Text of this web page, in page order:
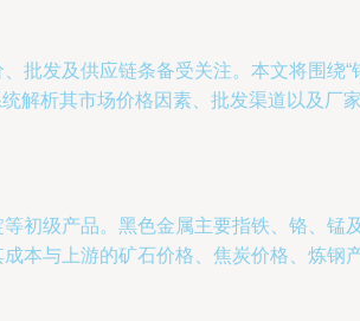
批发及供应链条备受关注。本文将围绕“
解析其市场价格因素、批发渠道以及厂
初级产品。黑色金属主要指铁、铬、锰
本与上游的矿石价格、焦炭价格、炼钢